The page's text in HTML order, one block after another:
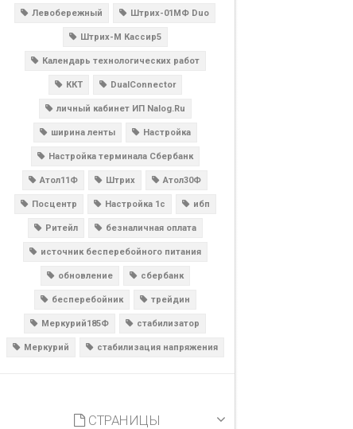
Левобережный Штрих-01МФ Duo
Штрих-М Кассир5
Календарь технологических работ
ККТ DualConnector
личный кабинет ИП Nalog.Ru
ширина ленты Настройка
Настройка терминала Сбербанк
Атол11Ф Штрих Атол30Ф
Посцентр Настройка 1с ибп
Ритейл безналичная оплата
источник бесперебойного питания
обновление сбербанк
бесперебойник трейдин
Меркурий185Ф стабилизатор
Меркурий стабилизация напряжения
СТРАНИЦЫ